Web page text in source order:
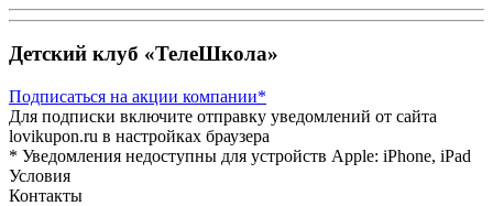
Детский клуб «ТелеШкола»
Подписаться на акции компании*
Для подписки включите отправку уведомлений от сайта
lovikupon.ru в настройках браузера
* Уведомления недоступны для устройств Apple: iPhone, iPad
Условия
Контакты